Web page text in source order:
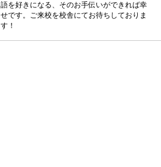
語を好きになる、そのお手伝いができれば幸
せです。ご来校を校舎にてお待ちしておりま
す！